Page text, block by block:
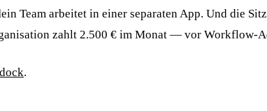
Team arbeitet in einer separaten App. Und die
zahlt 2.500 € im Monat — vor Workflow-
.